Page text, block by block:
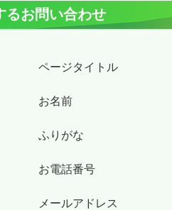
るお問い合わせ
ページタイトル
お名前
ふりがな
お電話番号
メールアドレス